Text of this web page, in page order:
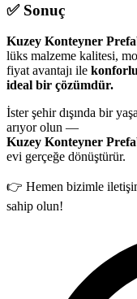
✅ Sonuç
Kuzey Konteyner
lüks malzeme kalitesi,
fiyat avantajı ile
ideal bir çözümdür.
İster şehir dışında bir
arıyor olun —
Kuzey Konteyner
evi gerçeğe dönüştürür.
👉 Hemen bizimle
sahip olun!